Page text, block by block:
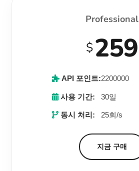
Professional
$259
API 포인트:2200000
사용 기간: 30일
동시 처리: 25회/s
지금 구매